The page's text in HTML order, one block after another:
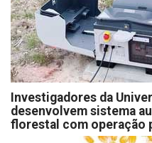
Investigadores da
desenvolvem sistema
florestal com operação